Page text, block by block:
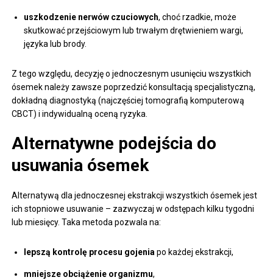
uszkodzenie nerwów czuciowych, choć rzadkie, może
skutkować przejściowym lub trwałym drętwieniem wargi,
języka lub brody.
Z tego względu, decyzję o jednoczesnym usunięciu wszystkich
ósemek należy zawsze poprzedzić konsultacją specjalistyczną,
dokładną diagnostyką (najczęściej tomografią komputerową
CBCT) i indywidualną oceną ryzyka.
Alternatywne podejścia do
usuwania ósemek
Alternatywą dla jednoczesnej ekstrakcji wszystkich ósemek jest
ich stopniowe usuwanie – zazwyczaj w odstępach kilku tygodni
lub miesięcy. Taka metoda pozwala na:
lepszą kontrolę procesu gojenia po każdej ekstrakcji,
mniejsze obciążenie organizmu,